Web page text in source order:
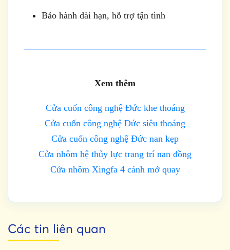
Bảo hành dài hạn, hỗ trợ tận tình
Xem thêm
Cửa cuốn công nghệ Đức khe thoáng
Cửa cuốn công nghệ Đức siêu thoáng
Cửa cuốn công nghệ Đức nan kẹp
Cửa nhôm hệ thủy lực trang trí nan đồng
Cửa nhôm Xingfa 4 cánh mở quay
Các tin liên quan